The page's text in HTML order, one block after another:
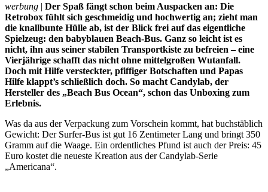
werbung | Der Spaß fängt schon beim Auspacken an: Die
Retrobox fühlt sich geschmeidig und hochwertig an; zieht man
die knallbunte Hülle ab, ist der Blick frei auf das eigentliche
Spielzeug: den babyblauen Beach-Bus. Ganz so leicht ist es
nicht, ihn aus seiner stabilen Transportkiste zu befreien – eine
Vierjährige schafft das nicht ohne mittelgroßen Wutanfall.
Doch mit Hilfe versteckter, pfiffiger Botschaften und Papas
Hilfe klappt’s schließlich doch. So macht Candylab, der
Hersteller des „Beach Bus Ocean“, schon das Unboxing zum
Erlebnis.
Was da aus der Verpackung zum Vorschein kommt, hat buchstäblich
Gewicht: Der Surfer-Bus ist gut 16 Zentimeter Lang und bringt 350
Gramm auf die Waage. Ein ordentliches Pfund ist auch der Preis: 45
Euro kostet die neueste Kreation aus der Candylab-Serie
„Americana“.